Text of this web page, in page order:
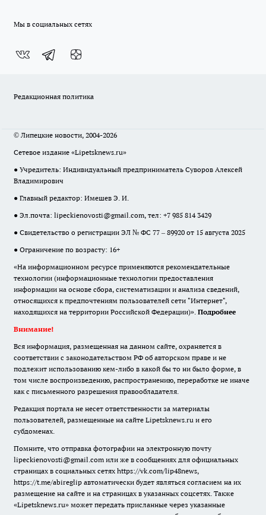
Мы в социальных сетях
Редакционная политика
© Липецкие новости, 2004-2026
Сетевое издание «Lipetsknews.ru»
● Учредитель: Индивидуальный предприниматель Суворов Алексей
Владимирович
● Главный редактор: Имешев Э. И.
● Эл.почта: lipeckienovosti@gmail.com, тел: +7 985 814 3429
● Свидетельство о регистрации ЭЛ № ФС 77 – 89920 от 15 августа 2025
● Ограничение по возрасту: 16+
«На информационном ресурсе применяются рекомендательные
технологии (информационные технологии предоставления
информации на основе сбора, систематизации и анализа сведений,
относящихся к предпочтениям пользователей сети "Интернет",
находящихся на территории Российской Федерации)». Подробнее
Внимание!
Вся информация, размещенная на данном сайте, охраняется в
соответствии с законодательством РФ об авторском праве и не
подлежит использованию кем-либо в какой бы то ни было форме, в
том числе воспроизведению, распространению, переработке не иначе
как с письменного разрешения правообладателя.
Редакция портала не несет ответственности за материалы
пользователей, размещенные на сайте Lipetsknews.ru и его
субдоменах.
Помните, что отправка фотографии на электронную почту
lipeckienovosti@gmail.com или же в сообщениях для официальных
страницах в социальных сетях https://vk.com/lip48news,
https://t.me/abireglip автоматически будет являться согласием на их
размещение на сайте и на страницах в указанных соцсетях. Также
«Lipetsknews.ru» может передать присланные через указанные